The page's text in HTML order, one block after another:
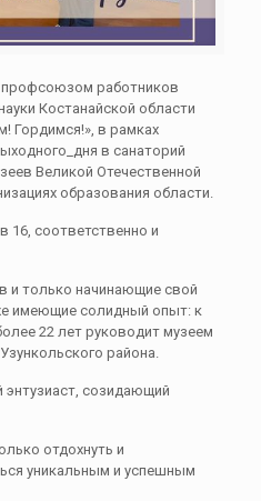
работников
Костанайской области
Гордимся!», в рамках
в санаторий
Великой Отечественной
образования области.
16, соответственно и
и только начинающие свой
имеющие солидный опыт: к
22 лет руководит музеем
района.
созидающий
отдохнуть и
уникальным и успешным